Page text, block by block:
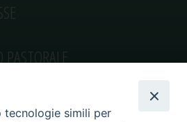
PASTORALE
simili per